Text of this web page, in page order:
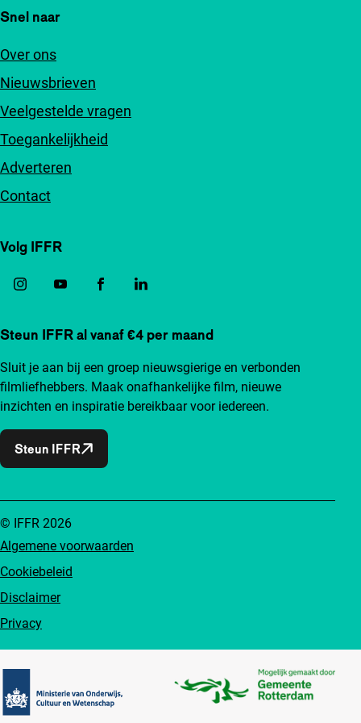
Snel naar
Over ons
Nieuwsbrieven
Veelgestelde vragen
Toegankelijkheid
Adverteren
Contact
Volg IFFR
Steun IFFR al vanaf €4 per maand
Sluit je aan bij een groep nieuwsgierige en verbonden
filmliefhebbers. Maak onafhankelijke film, nieuwe
inzichten en inspiratie bereikbaar voor iedereen.
Steun IFFR
Algemene voorwaarden
Cookiebeleid
Disclaimer
Privacy
© IFFR 2026